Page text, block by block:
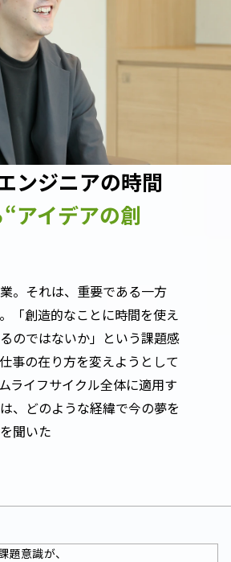
ンジニアの時間
アイデアの創
。それは、重要である一方
「創造的なことに時間を使え
のではないか」という課題感
事の在り方を変えようとして
ライフサイクル全体に適用す
、どのような経緯で今の夢を
聞いた
題意識が、